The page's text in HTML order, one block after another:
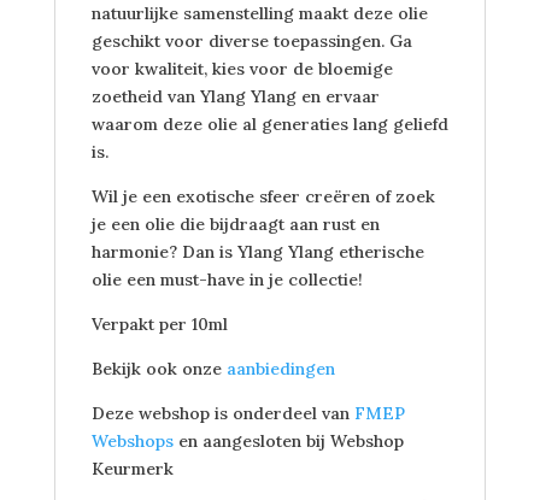
natuurlijke samenstelling maakt deze olie
geschikt voor diverse toepassingen. Ga
voor kwaliteit, kies voor de bloemige
zoetheid van Ylang Ylang en ervaar
waarom deze olie al generaties lang geliefd
is.
Wil je een exotische sfeer creëren of zoek
je een olie die bijdraagt aan rust en
harmonie? Dan is Ylang Ylang etherische
olie een must-have in je collectie!
Verpakt per 10ml
Bekijk ook onze aanbiedingen
Deze webshop is onderdeel van FMEP
Webshopsen aangesloten bij Webshop
Keurmerk